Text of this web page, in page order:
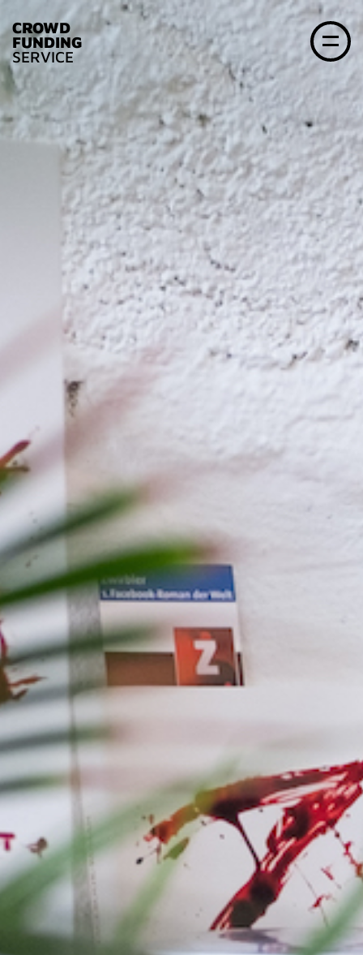
CROWD
FUNDING
SERVICE